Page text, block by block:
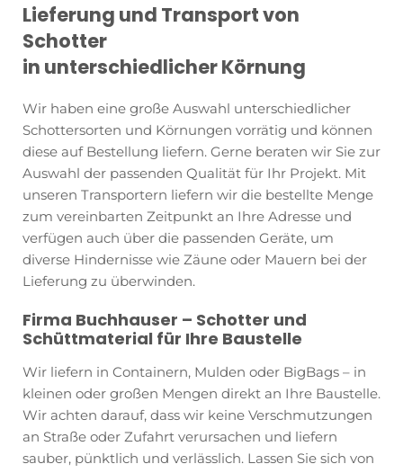
Lieferung und Transport von
Schotter
in unterschiedlicher Körnung
Wir haben eine große Auswahl unterschiedlicher
Schottersorten und Körnungen vorrätig und können
diese auf Bestellung liefern. Gerne beraten wir Sie zur
Auswahl der passenden Qualität für Ihr Projekt. Mit
unseren Transportern liefern wir die bestellte Menge
zum vereinbarten Zeitpunkt an Ihre Adresse und
verfügen auch über die passenden Geräte, um
diverse Hindernisse wie Zäune oder Mauern bei der
Lieferung zu überwinden.
Firma Buchhauser – Schotter und
Schüttmaterial für Ihre Baustelle
Wir liefern in Containern, Mulden oder BigBags – in
kleinen oder großen Mengen direkt an Ihre Baustelle.
Wir achten darauf, dass wir keine Verschmutzungen
an Straße oder Zufahrt verursachen und liefern
sauber, pünktlich und verlässlich. Lassen Sie sich von